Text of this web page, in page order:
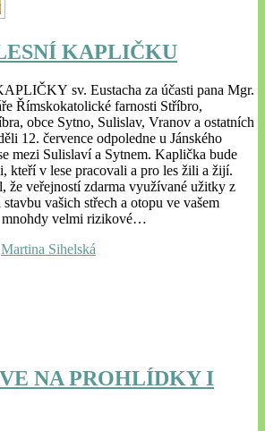
KAPLIČKU
sv. Eustacha za účasti pana Mgr.
Římskokatolické farnosti Stříbro,
obce Sytno, Sulislav, Vranov a ostatních
12. července odpoledne u Jánského
mezi Sulislaví a Sytnem. Kaplička bude
kteří v lese pracovali a pro les žili a žijí.
že veřejností zdarma využívané užitky z
vašich střech a otopu ve vašem
mnohdy velmi rizikové…
Martina Sihelská
NA PROHLÍDKY I